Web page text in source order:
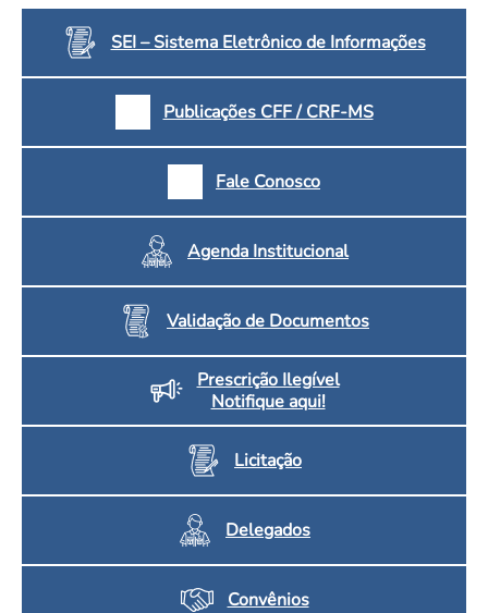
SEI – Sistema Eletrônico de Informações
Publicações CFF / CRF-MS
Fale Conosco
Agenda Institucional
Validação de Documentos
Prescrição Ilegível
Notifique aqui!
Licitação
Delegados
Convênios